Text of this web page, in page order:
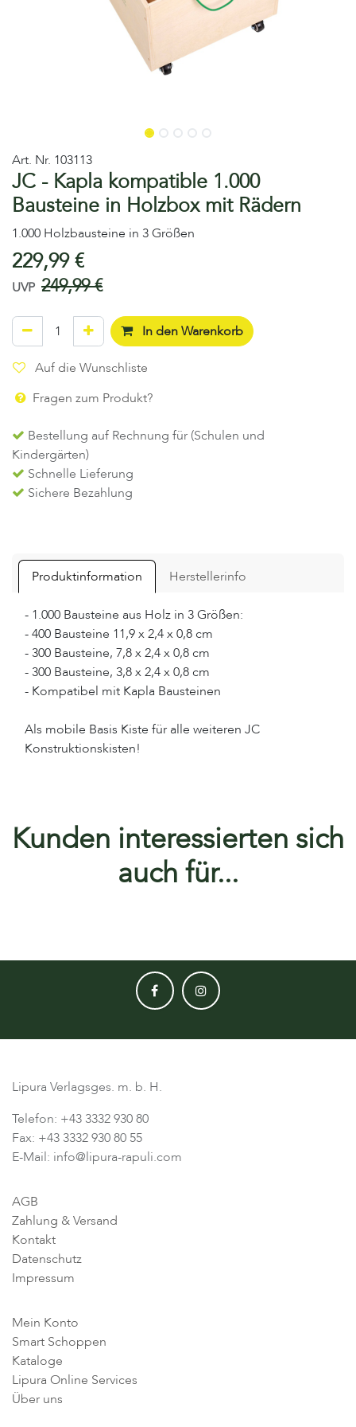
Art. Nr. 103113
JC - Kapla kompatible 1.000
Bausteine in Holzbox mit Rädern
1.000 Holzbausteine in 3 Größen
229,99€
UVP 249,99€
In den Warenkorb
Auf die Wunschliste
Fragen zum Produkt?
Bestellung auf Rechnung für (Schulen und
Kindergärten)
Schnelle Lieferung
Sichere Bezahlung
Produktinformation Herstellerinfo
- 1.000 Bausteine aus Holz in 3 Größen:
- 400 Bausteine 11,9 x 2,4 x 0,8 cm
- 300 Bausteine, 7,8 x 2,4 x 0,8 cm
- 300 Bausteine, 3,8 x 2,4 x 0,8 cm
- Kompatibel mit Kapla Bausteinen
Als mobile Basis Kiste für alle weiteren JC
Konstruktionskisten!
Kunden interessierten sich
auch für...
Lipura Verlagsges. m. b. H.
Telefon: +43 3332 930 80
Fax: +43 3332 930 80 55
E-Mail: info@lipura-rapuli.com
AGB
Zahlung & Versand
Kontakt
Datenschutz
Impressum
Mein Konto
Smart Schoppen
Kataloge
Lipura Online Services
Über uns